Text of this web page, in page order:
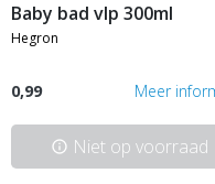
baby bad vlp 300ml
hegron
0,99 Meer
info Niet op voorraad